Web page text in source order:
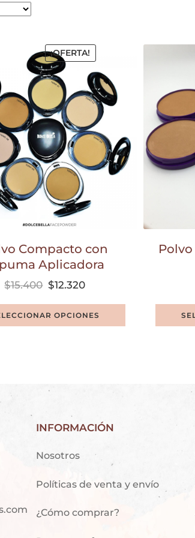
¡OFERTA!
Compacto con
Aplicadora
$15.400 $12.320
OPCIONES
INFORMACIÓN
Nosotros
Políticas de venta y envío
¿Cómo comprar?